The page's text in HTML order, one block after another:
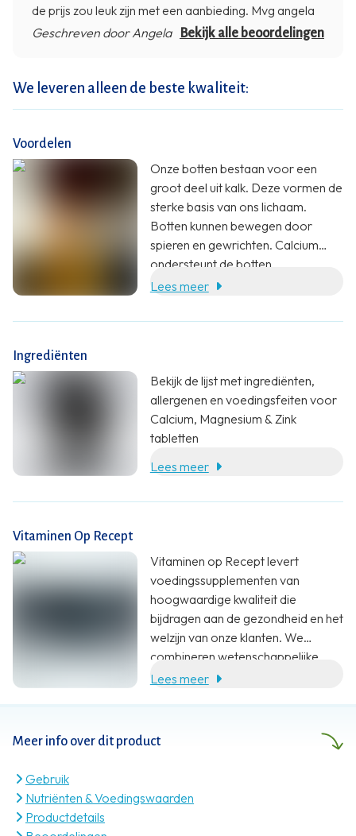
de prijs zou leuk zijn met een aanbieding. Mvg angela
Geschreven door Angela
Bekijk alle beoordelingen
We leveren alleen de beste kwaliteit:
Voordelen
Onze botten bestaan voor een
groot deel uit kalk. Deze vormen de
sterke basis van ons lichaam.
Botten kunnen bewegen door
spieren en gewrichten. Calcium
ondersteunt de botten.
Lees meer
Ingrediënten
Bekijk de lijst met ingrediënten,
allergenen en voedingsfeiten voor
Calcium, Magnesium & Zink
tabletten
Lees meer
Meer info over dit product
Gebruik
Nutriënten & Voedingswaarden
Productdetails
Vitaminen Op Recept
Vitaminen op Recept levert
voedingssupplementen van
hoogwaardige kwaliteit die
bijdragen aan de gezondheid en het
welzijn van onze klanten. We
combineren wetenschappelijke
onderbouwing, specialistische
Lees meer